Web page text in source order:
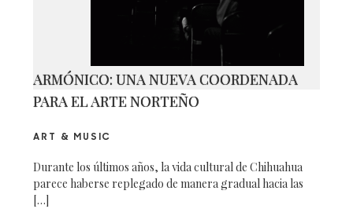
ARMÓNICO: UNA NUEVA COORDENADA
PARA EL ARTE NORTEÑO
ART & MUSIC
Durante los últimos años, la vida cultural de Chihuahua
parece haberse replegado de manera gradual hacia las
[…]